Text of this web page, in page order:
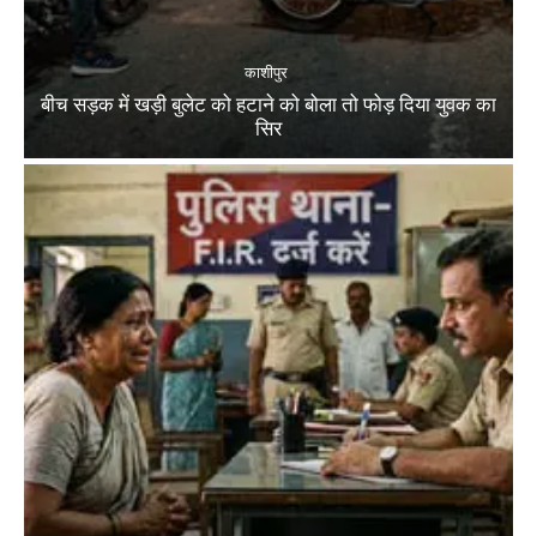
काशीपुर
बीच सड़क में खड़ी बुलेट को हटाने को बोला तो फोड़ दिया युवक का
सिर